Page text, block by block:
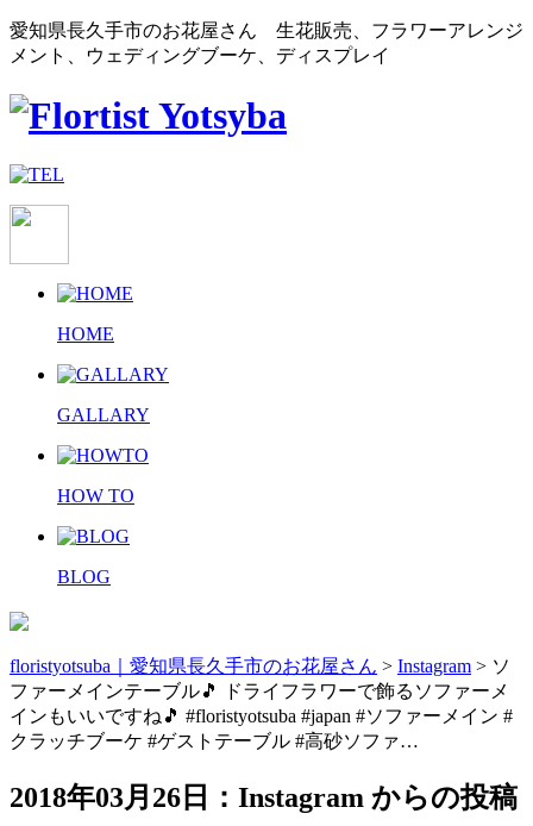
愛知県長久手市のお花屋さん 生花販売、フラワーアレンジ
メント、ウェディングブーケ、ディスプレイ
HOME
GALLARY
HOW TO
BLOG
floristyotsuba｜愛知県長久手市のお花屋さん > Instagram > ソ
ファーメインテーブル🎵 ドライフラワーで飾るソファーメ
インもいいですね🎵 #floristyotsuba #japan #ソファーメイン #
クラッチブーケ #ゲストテーブル #高砂ソファ…
2018年03月26日：Instagram からの投稿